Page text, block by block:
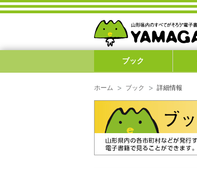
ブック
ホーム ブック 詳細情報